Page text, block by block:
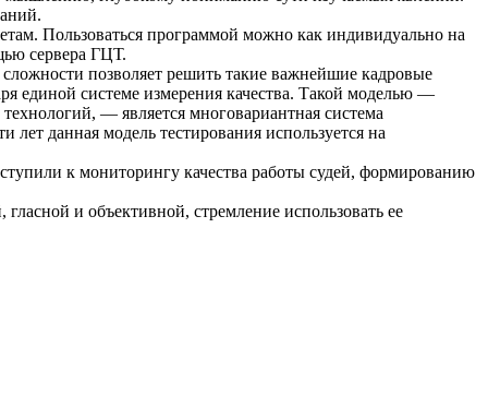
Пользоваться программой можно как индивидуально на
сервера ГЦТ.
позволяет решить такие важнейшие кадровые
единой системе измерения качества. Такой моделью —
— является многовариантная система
данная модель тестирования используется на
к мониторингу качества работы судей, формированию
и объективной, стремление использовать ее